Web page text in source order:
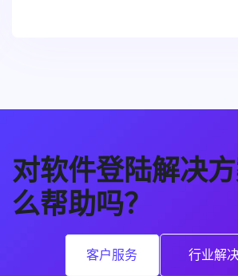
对软件登陆解决
么帮助吗？
客户服务 行业解